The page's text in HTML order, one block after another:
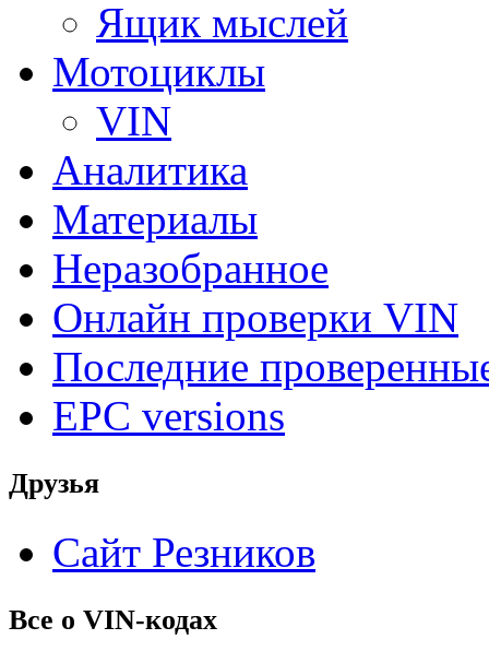
Ящик мыслей
Мотоциклы
VIN
Аналитика
Материалы
Неразобранное
Онлайн проверки VIN
Последние
EPC versions
Друзья
Сайт Резников
Все о VIN-кодах